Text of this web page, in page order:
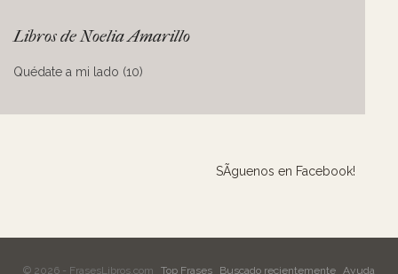
Libros de Noelia Amarillo
Quédate a mi lado (10)
SÃ­guenos en Facebook!
© 2026 - FrasesLibros.com Top Frases Buscado recientemente Ayuda